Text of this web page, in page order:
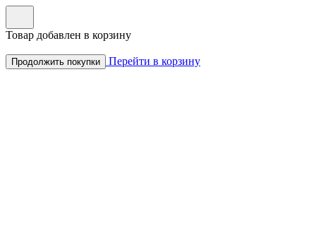
Товар добавлен в корзину
Продолжить покупки Перейти в корзину